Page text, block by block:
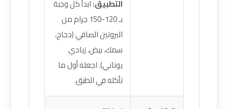
التطبيق:ابدأ كل وجبة
بـ 120-150 جرام من
البروتين الصافي (دجاج،
سمك، بيض، زبادي
يوناني). اجعله أول ما
تأكله في الطبق.